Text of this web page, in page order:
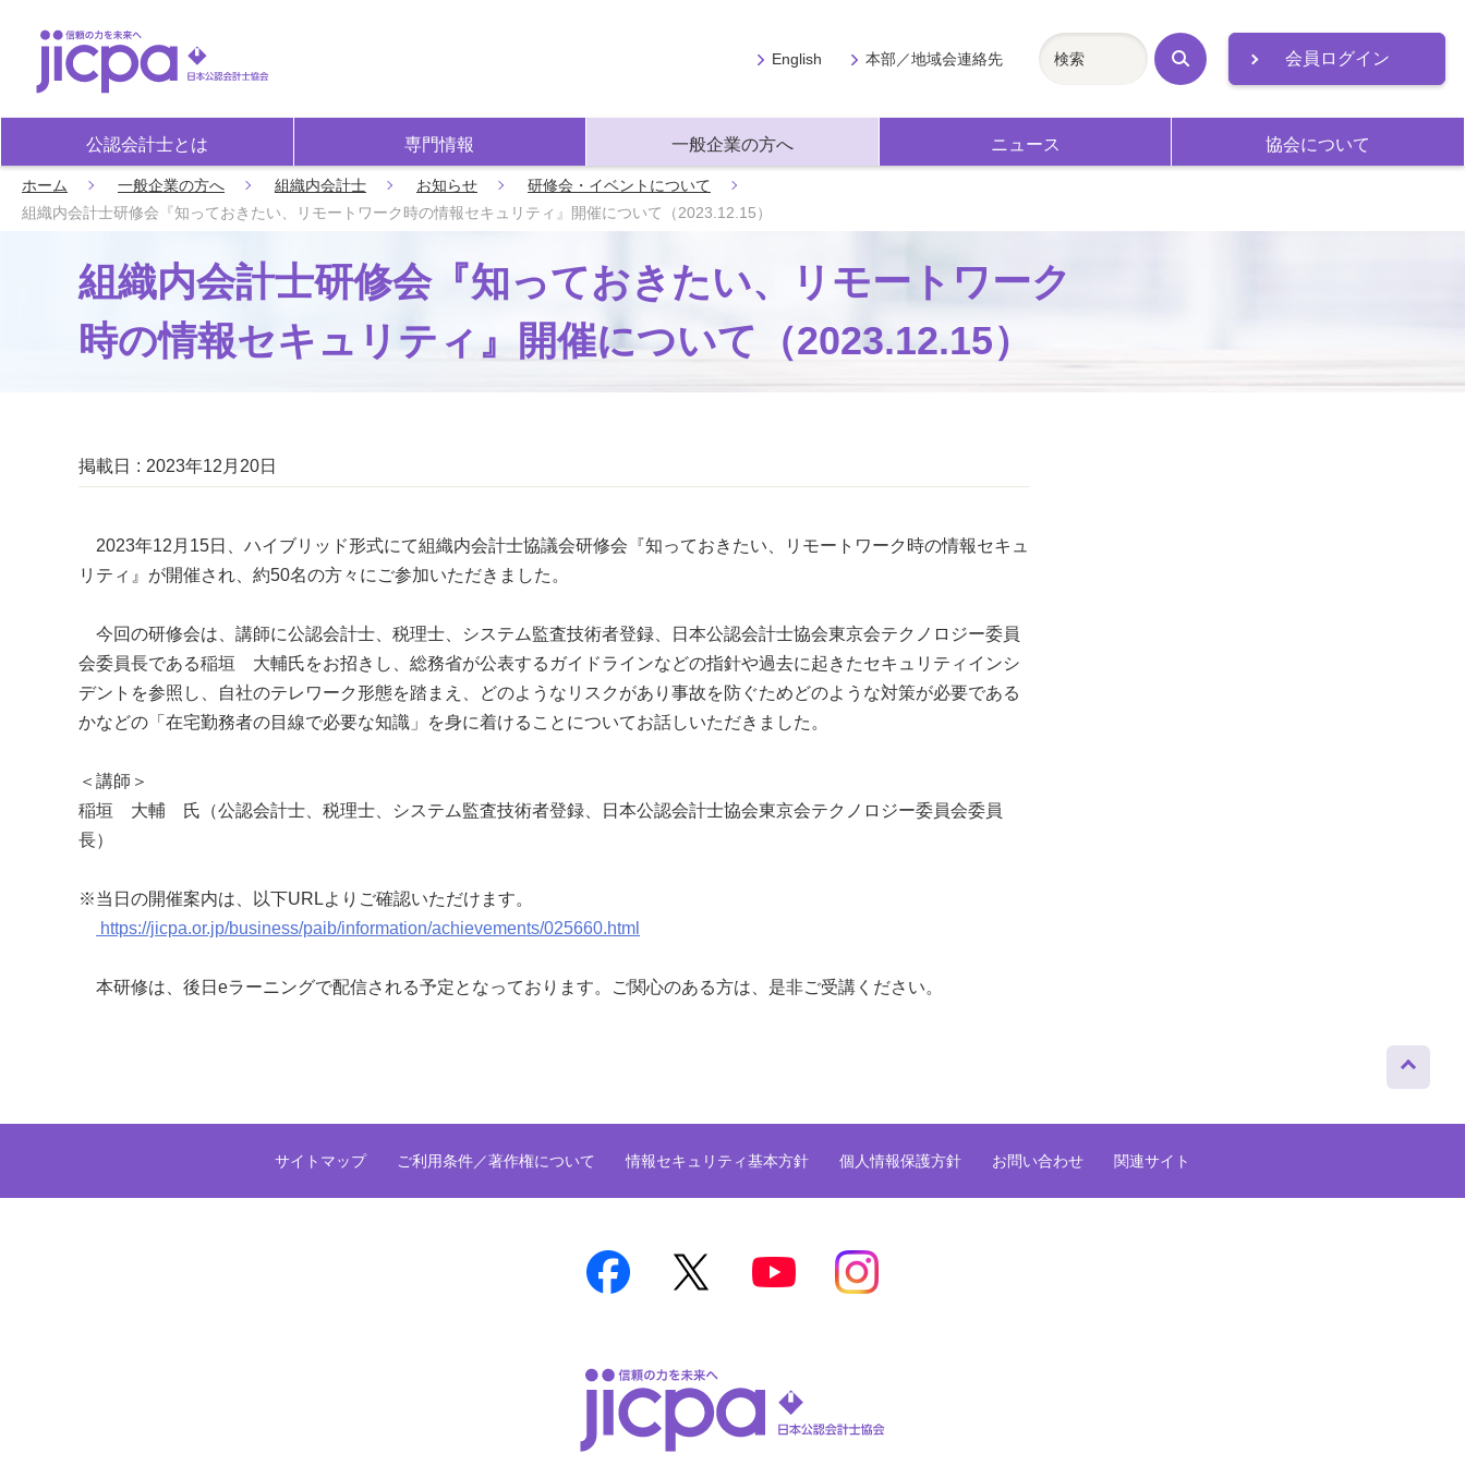
会員ログイン
公認会計士とは 専門情報 一般企業の方へ ニュース 協会について
English 本部／地域会連絡先
検
索
ホーム 一般企業の方へ 組織内会計士 お知らせ
研修会・イベントについて
組織内会計士研修会『知っておきたい、リモートワーク時の情報セキュリティ』開催について（2023.12.15）
組織内会計士研修会『知っておきたい、リモートワーク
時の情報セキュリティ』開催について（2023.12.15）
掲載日 2023年12月20日
2023年12月15日、ハイブリッド形式にて組織内会計士協議会研修会『知っておきたい、リモートワーク時の情報セキュ
リティ』が開催され、約50名の方々にご参加いただきました。
今回の研修会は、講師に公認会計士、税理士、システム監査技術者登録、日本公認会計士協会東京会テクノロジー委員
会委員長である稲垣 大輔氏をお招きし、総務省が公表するガイドラインなどの指針や過去に起きたセキュリティインシ
デントを参照し、自社のテレワーク形態を踏まえ、どのようなリスクがあり事故を防ぐためどのような対策が必要である
かなどの「在宅勤務者の目線で必要な知識」を身に着けることについてお話しいただきました。
＜講師＞
稲垣 大輔 氏（公認会計士、税理士、システム監査技術者登録、日本公認会計士協会東京会テクノロジー委員会委員
長）
※当日の開催案内は、以下URLよりご確認いただけます。
https://jicpa.or.jp/business/paib/information/achievements/025660.html
本研修は、後日eラーニングで配信される予定となっております。ご関心のある方は、是非ご受講ください。
ップへ
サイトマップ ご利用条件／著作権について 情報セキュリティ基本方針 個人情報保護方針 お問い合わせ 関連サイト